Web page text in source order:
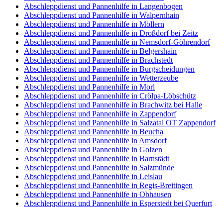
Abschleppdienst und Pannenhilfe in Langenbogen
Abschleppdienst und Pannenhilfe in Walpernhain
Abschleppdienst und Pannenhilfe in Möllern
Abschleppdienst und Pannenhilfe in Droßdorf bei Zeitz
Abschleppdienst und Pannenhilfe in Nemsdorf-Göhrendorf
Abschleppdienst und Pannenhilfe in Belgershain
Abschleppdienst und Pannenhilfe in Brachstedt
Abschleppdienst und Pannenhilfe in Burgscheidungen
Abschleppdienst und Pannenhilfe in Wetterzeube
Abschleppdienst und Pannenhilfe in Morl
Abschleppdienst und Pannenhilfe in Crölpa-Löbschütz
Abschleppdienst und Pannenhilfe in Brachwitz bei Halle
Abschleppdienst und Pannenhilfe in Zappendorf
Abschleppdienst und Pannenhilfe in Salzatal OT Zappendorf
Abschleppdienst und Pannenhilfe in Beucha
Abschleppdienst und Pannenhilfe in Amsdorf
Abschleppdienst und Pannenhilfe in Golzen
Abschleppdienst und Pannenhilfe in Barnstädt
Abschleppdienst und Pannenhilfe in Salzmünde
Abschleppdienst und Pannenhilfe in Leislau
Abschleppdienst und Pannenhilfe in Regis-Breitingen
Abschleppdienst und Pannenhilfe in Obhausen
Abschleppdienst und Pannenhilfe in Esperstedt bei Querfurt